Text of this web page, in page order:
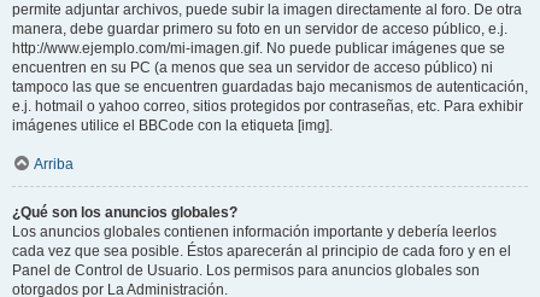
permite adjuntar archivos, puede subir la imagen directamente al foro. De otra
manera, debe guardar primero su foto en un servidor de acceso público, e.j.
http://www.ejemplo.com/mi-imagen.gif. No puede publicar imágenes que se
encuentren en su PC (a menos que sea un servidor de acceso público) ni
tampoco las que se encuentren guardadas bajo mecanismos de autenticación,
e.j. hotmail o yahoo correo, sitios protegidos por contraseñas, etc. Para exhibir
imágenes utilice el BBCode con la etiqueta [img].
Arriba
¿Qué son los anuncios globales?
Los anuncios globales contienen información importante y debería leerlos
cada vez que sea posible. Éstos aparecerán al principio de cada foro y en el
Panel de Control de Usuario. Los permisos para anuncios globales son
otorgados por La Administración.